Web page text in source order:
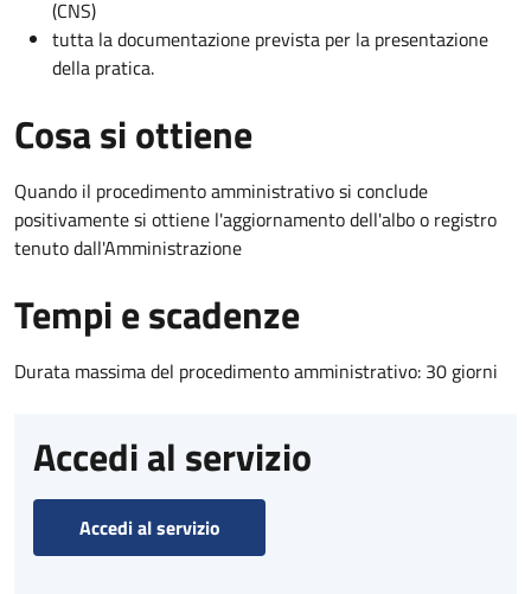
(CNS)
tutta la documentazione prevista per la presentazione
della pratica.
Cosa si ottiene
Quando il procedimento amministrativo si conclude
positivamente si ottiene l'aggiornamento dell'albo o registro
tenuto dall'Amministrazione
Tempi e scadenze
Durata massima del procedimento amministrativo: 30 giorni
Accedi al servizio
Accedi al servizio